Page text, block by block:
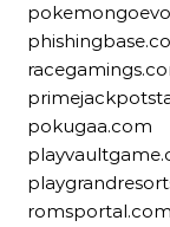
pokugaa.com
romsportal.com